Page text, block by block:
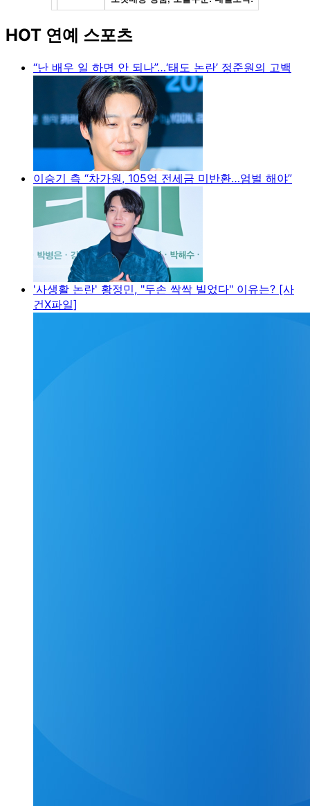
HOT 연예 스포츠
“난 배우 일 하면 안 되나”…‘태도 논란’ 정준원의 고백
이승기 측 “차가원, 105억 전세금 미반환…엄벌 해야”
'사생활 논란' 황정민, "두손 싹싹 빌었다" 이유는? [사
건X파일]